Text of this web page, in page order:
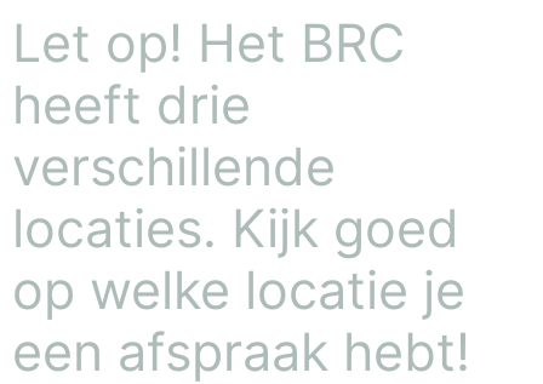
Let op! Het BRC
heeft drie
verschillende
locaties. Kijk goed
op welke locatie je
een afspraak hebt!